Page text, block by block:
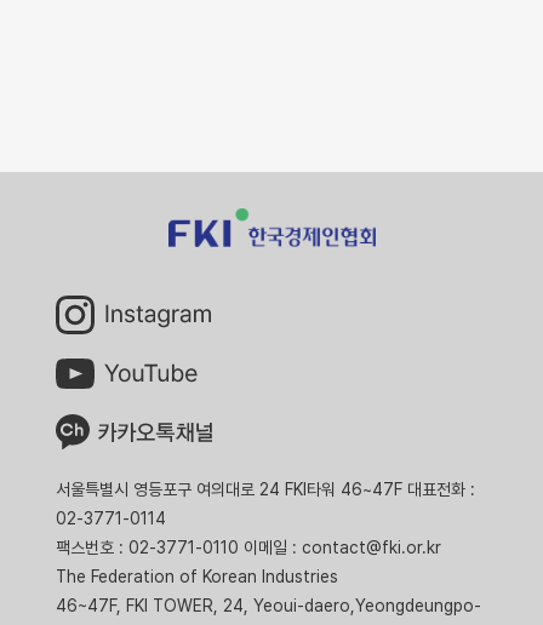
서울특별시 영등포구 여의대로 24 FKI타워 46~47F 대표전화 :
02-3771-0114
팩스번호 : 02-3771-0110 이메일 : contact@fki.or.kr
The Federation of Korean Industries
46~47F, FKI TOWER, 24, Yeoui-daero,Yeongdeungpo-